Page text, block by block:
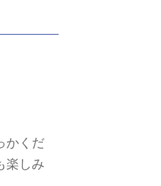
かくだ
楽しみ